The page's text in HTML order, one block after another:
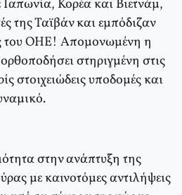
Ιαπωνία, Κορέα και Βιετνάμ,
της Ταϊβάν και εμπόδιζαν
του ΟΗΕ! Απομονωμένη η
στηριγμένη στις
στοιχειώδεις υποδομές και
στην ανάπτυξη της
με καινοτόμες αντιλήψεις